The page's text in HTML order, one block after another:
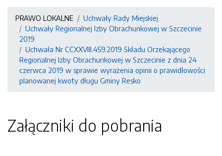
PRAWO LOKALNE
Uchwały Rady Miejskiej
Uchwały Regionalnej Izby Obrachunkowej w Szczecinie
2019
Uchwała Nr CCXXVIII.459.2019 Składu Orzekającego
Regionalnej Izby Obrachunkowej w Szczecinie z dnia 24
czerwca 2019 w sprawie wyrażenia opinii o prawidłowości
planowanej kwoty długu Gminy Resko
Załączniki do pobrania